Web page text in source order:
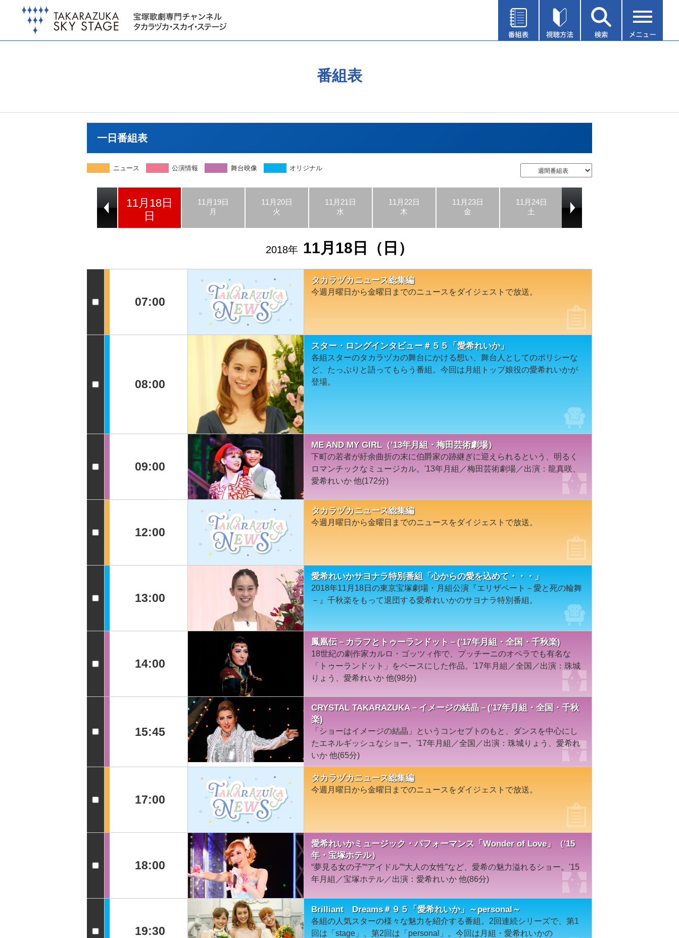
番組表
一日番組表
ニュース 公演情報 舞台映像 オリジナル
11月18日
日
11月19日
月
11月20日
火
11月21日
水
11月22日
木
11月23日
金
11月24日
土
2018年 11月18日（日）
07:00
タカラヅカニュース総集編
今週月曜日から金曜日までのニュースをダイジェストで放送。
08:00
スター・ロングインタビュー＃５５「愛希れいか」
各組スターのタカラヅカの舞台にかける想い、舞台人としてのポリシーな
ど、たっぷりと語ってもらう番組。今回は月組トップ娘役の愛希れいかが
登場。
09:00
ME AND MY GIRL（’13年月組・梅田芸術劇場）
下町の若者が紆余曲折の末に伯爵家の跡継ぎに迎えられるという、明るく
ロマンチックなミュージカル。'13年月組／梅田芸術劇場／出演：龍真咲、
愛希れいか 他(172分)
12:00
タカラヅカニュース総集編
今週月曜日から金曜日までのニュースをダイジェストで放送。
13:00
愛希れいかサヨナラ特別番組「心からの愛を込めて・・・」
2018年11月18日の東京宝塚劇場・月組公演『エリザベート－愛と死の輪舞
－』千秋楽をもって退団する愛希れいかのサヨナラ特別番組。
14:00
鳳凰伝－カラフとトゥーランドット－('17年月組・全国・千秋楽)
18世紀の劇作家カルロ・ゴッツィ作で、プッチーニのオペラでも有名な
「トゥーランドット」をベースにした作品。'17年月組／全国／出演：珠城
りょう、愛希れいか 他(98分)
15:45
CRYSTAL TAKARAZUKA－イメージの結晶－('17年月組・全国・千秋
楽)
「ショーはイメージの結晶」というコンセプトのもと、ダンスを中心にし
たエネルギッシュなショー。'17年月組／全国／出演：珠城りょう、愛希れ
いか 他(65分)
17:00
タカラヅカニュース総集編
今週月曜日から金曜日までのニュースをダイジェストで放送。
18:00
愛希れいかミュージック・パフォーマンス「Wonder of Love」（'15
年・宝塚ホテル）
“夢見る女の子”“アイドル”“大人の女性”など、愛希の魅力溢れるショー。'15
年月組／宝塚ホテル／出演：愛希れいか 他(86分)
19:30
Brilliant Dreams＃９５「愛希れいか」～personal～
各組の人気スターの様々な魅力を紹介する番組。2回連続シリーズで、第1
回は「stage」、第2回は「personal」。今回は月組・愛希れいかの